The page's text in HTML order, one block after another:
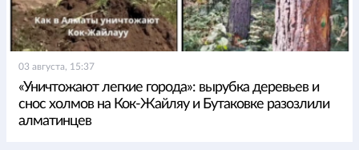
03 августа, 15:37
«Уничтожают легкие города»: вырубка деревьев и
снос холмов на Кок-Жайляу и Бутаковке разозлили
алматинцев